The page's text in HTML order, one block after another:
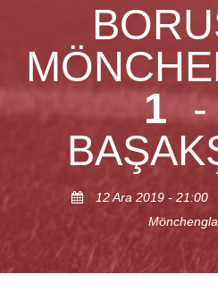
1
-
12 Ara 2019 - 21:00